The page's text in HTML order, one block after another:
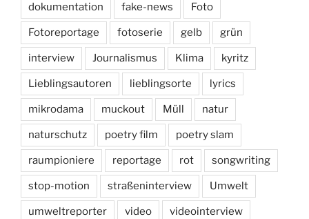
dokumentation fake-news Foto
Fotoreportage fotoserie gelb grün
interview Journalismus Klima kyritz
Lieblingsautoren lieblingsorte lyrics
mikrodama muckout Müll natur
naturschutz poetry film poetry slam
raumpioniere reportage rot songwriting
stop-motion straßeninterview Umwelt
umweltreporter video videointerview